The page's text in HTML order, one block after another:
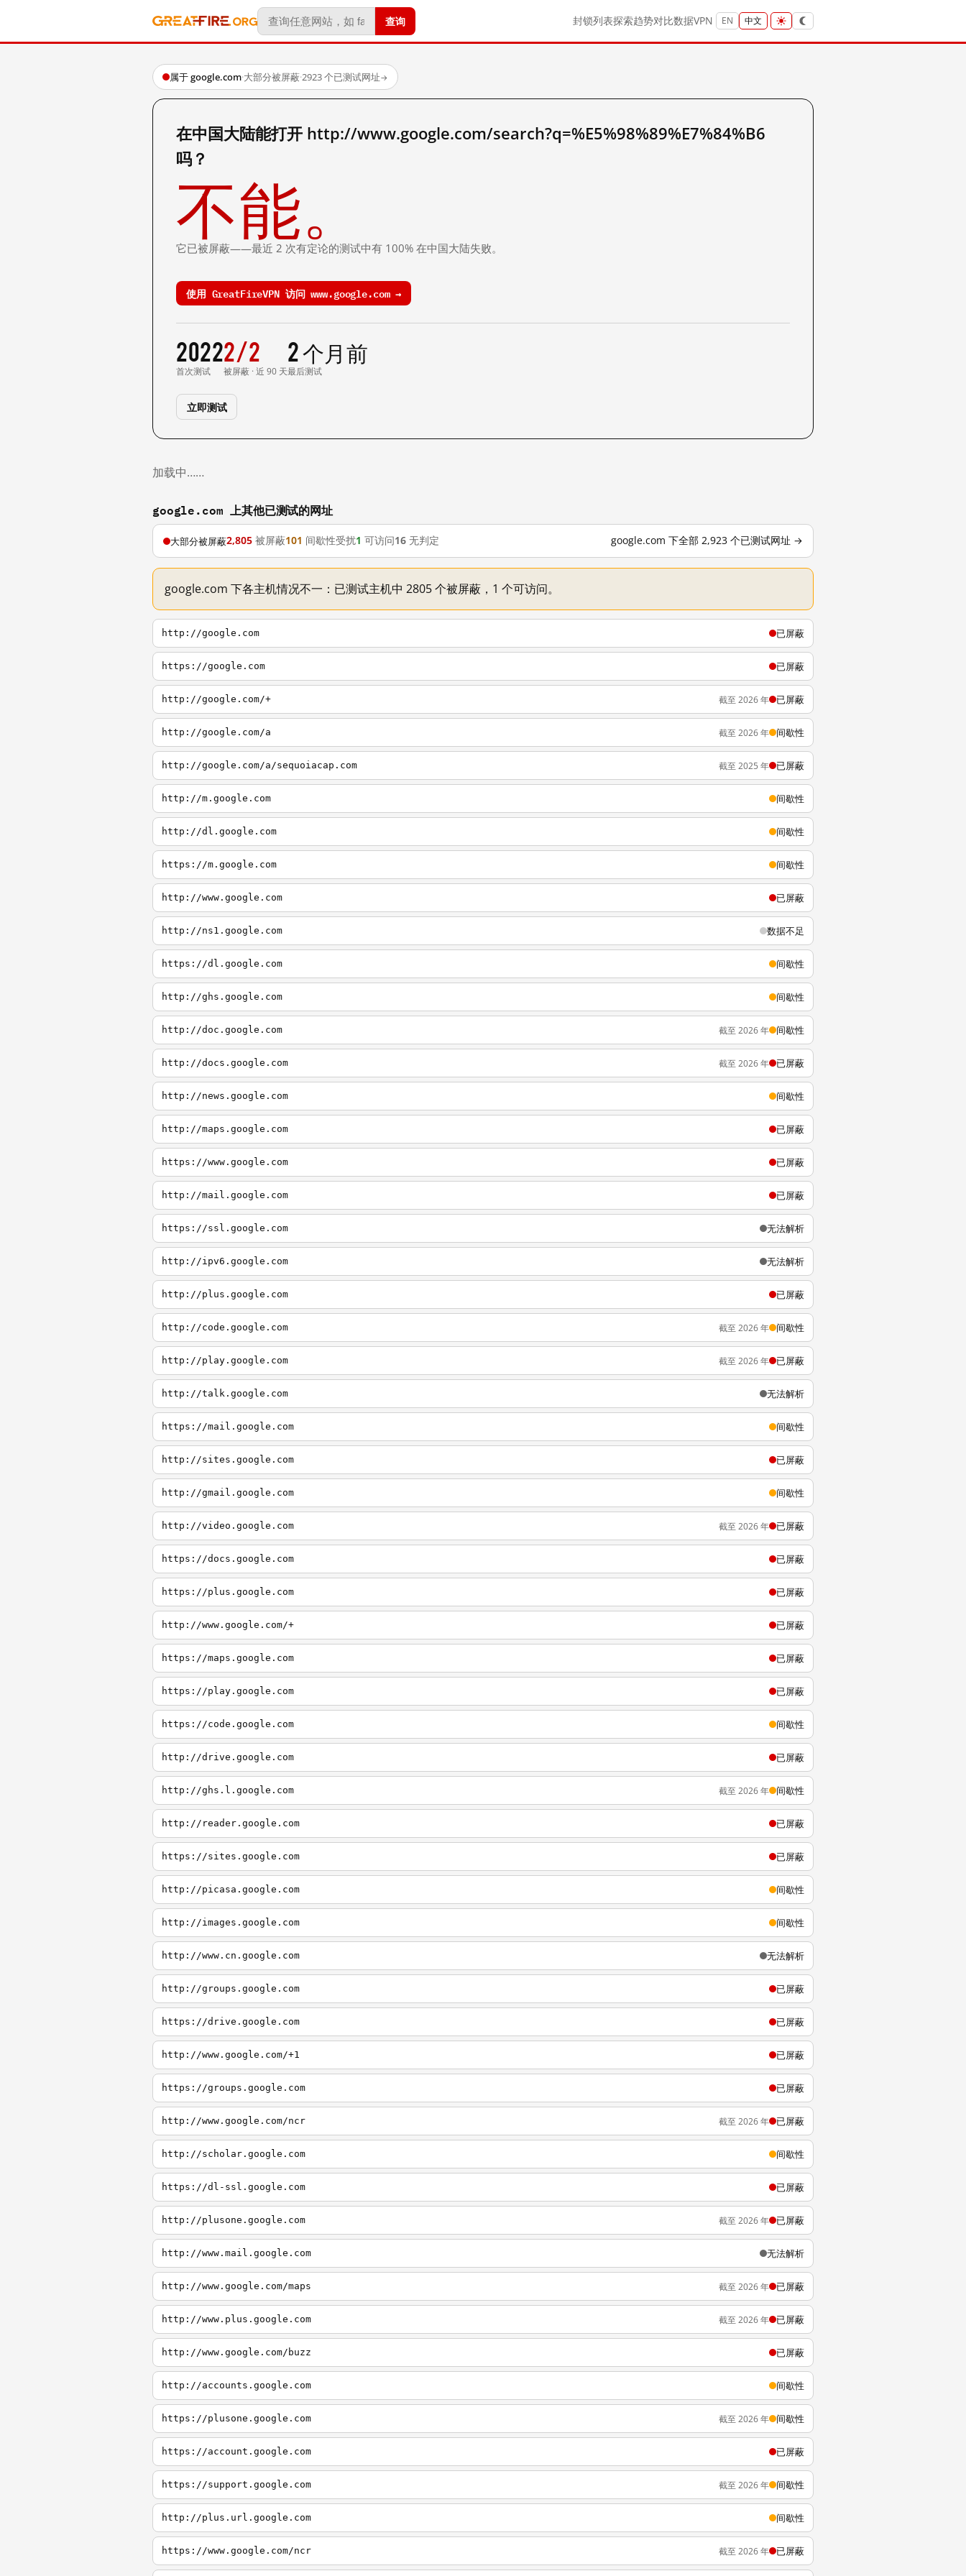
查询 封锁列表探索趋势对比数据VPN EN 中文
属于 google.com·大部分被屏蔽·2923 个已测试网址→
在中国大陆能打开 http://www.google.com/search?q=%E5%98%89%E7%84%B6
吗？
不能。
它已被屏蔽——最近 2 次有定论的测试中有 100% 在中国大陆失败。
使用 GreatFireVPN 访问 www.google.com →
2022
首次测试
2/2
被屏蔽 · 近 90 天
2 个月前
最后测试
立即测试
加载中……
google.com 上其他已测试的网址
大部分被屏蔽2,805 被屏蔽101 间歇性受扰1 可访问16 无判定 google.com 下全部 2,923 个已测试网址 →
google.com 下各主机情况不一：已测试主机中 2805 个被屏蔽，1 个可访问。
http://google.com 已屏蔽
https://google.com 已屏蔽
http://google.com/+ 截至 2026 年 已屏蔽
http://google.com/a 截至 2026 年 间歇性
http://google.com/a/sequoiacap.com 截至 2025 年 已屏蔽
http://m.google.com 间歇性
http://dl.google.com 间歇性
https://m.google.com 间歇性
http://www.google.com 已屏蔽
http://ns1.google.com 数据不足
https://dl.google.com 间歇性
http://ghs.google.com 间歇性
http://doc.google.com 截至 2026 年 间歇性
http://docs.google.com 截至 2026 年 已屏蔽
http://news.google.com 间歇性
http://maps.google.com 已屏蔽
https://www.google.com 已屏蔽
http://mail.google.com 已屏蔽
https://ssl.google.com 无法解析
http://ipv6.google.com 无法解析
http://plus.google.com 已屏蔽
http://code.google.com 截至 2026 年 间歇性
http://play.google.com 截至 2026 年 已屏蔽
http://talk.google.com 无法解析
https://mail.google.com 间歇性
http://sites.google.com 已屏蔽
http://gmail.google.com 间歇性
http://video.google.com 截至 2026 年 已屏蔽
https://docs.google.com 已屏蔽
https://plus.google.com 已屏蔽
http://www.google.com/+ 已屏蔽
https://maps.google.com 已屏蔽
https://play.google.com 已屏蔽
https://code.google.com 间歇性
http://drive.google.com 已屏蔽
http://ghs.l.google.com 截至 2026 年 间歇性
http://reader.google.com 已屏蔽
https://sites.google.com 已屏蔽
http://picasa.google.com 间歇性
http://images.google.com 间歇性
http://www.cn.google.com 无法解析
http://groups.google.com 已屏蔽
https://drive.google.com 已屏蔽
http://www.google.com/+1 已屏蔽
https://groups.google.com 已屏蔽
http://www.google.com/ncr 截至 2026 年 已屏蔽
http://scholar.google.com 间歇性
https://dl-ssl.google.com 已屏蔽
http://plusone.google.com 截至 2026 年 已屏蔽
http://www.mail.google.com 无法解析
http://www.google.com/maps 截至 2026 年 已屏蔽
http://www.plus.google.com 截至 2026 年 已屏蔽
http://www.google.com/buzz 已屏蔽
http://accounts.google.com 间歇性
https://plusone.google.com 截至 2026 年 间歇性
https://account.google.com 已屏蔽
https://support.google.com 截至 2026 年 间歇性
http://plus.url.google.com 间歇性
https://www.google.com/ncr 截至 2026 年 已屏蔽